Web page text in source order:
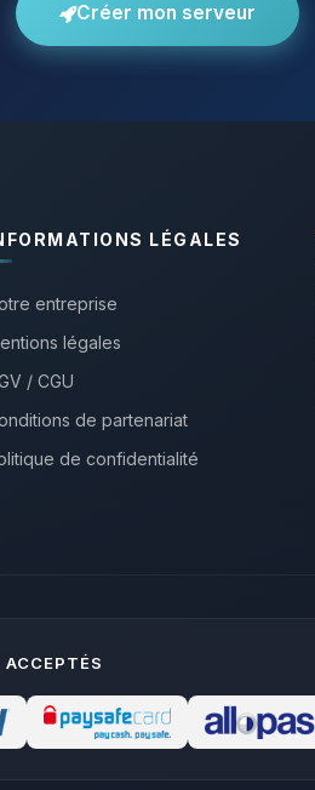
Créer mon serveur
LÉGALES
entreprise
légales
/ CGU
de partenariat
de confidentialité
ACCEPTÉS